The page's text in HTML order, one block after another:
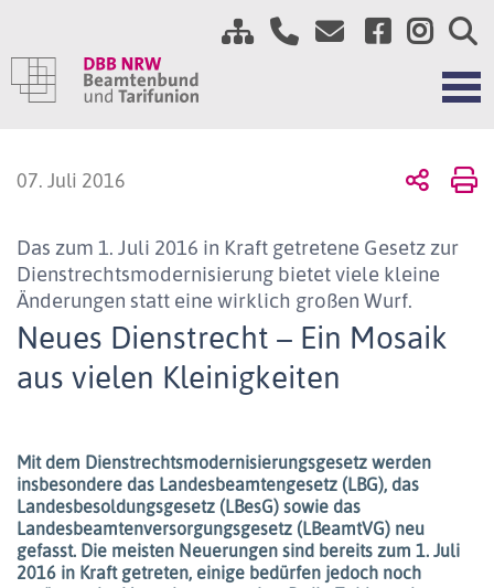
Das zum 1. Juli 2016 in Kraft getretene Gesetz zur
Dienstrechtsmodernisierung bietet viele kleine
Änderungen statt eine wirklich großen Wurf.
Neues Dienstrecht – Ein Mosaik
aus vielen Kleinigkeiten
07. Juli 2016
Mit dem Dienstrechtsmodernisierungsgesetz werden
insbesondere das Landesbeamtengesetz (LBG), das
Landesbesoldungsgesetz (LBesG) sowie das
Landesbeamtenversorgungsgesetz (LBeamtVG) neu
gefasst. Die meisten Neuerungen sind bereits zum 1. Juli
2016 in Kraft getreten, einige bedürfen jedoch noch